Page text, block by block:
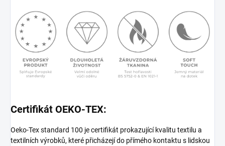
Certifikát OEKO-TEX:
Oeko-Tex standard 100 je certifikát prokazující kvalitu textilu a
textilních výrobků, které přicházejí do přímého kontaktu s lidskou